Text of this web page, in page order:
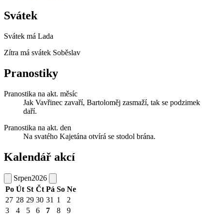
Svátek
Svátek má Lada
Zítra má svátek Soběslav
Pranostiky
Pranostika na akt. měsíc
Jak Vavřinec zavaří, Bartoloměj zasmaží, tak se podzimek
daří.
Pranostika na akt. den
Na svatého Kajetána otvírá se stodol brána.
Kalendář akcí
Srpen2026
Po Út St Čt Pá So Ne
27 28 29 30 31 1
2
3
4 5 6 7 8
9